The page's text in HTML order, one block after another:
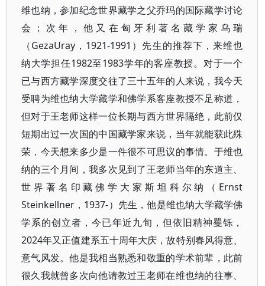
维也纳，参加纪念世界藏学之父乔玛的国际藏学讨论
会；次年，他又在匈牙利著名藏学家乌瑞
（GezaUray，1921-1991）先生的推荐下，来维也
纳大学担任1982至1983学年的客座教授。对于一个
已与西方藏学深度交往了三十五年的人来说，我今天
受聘为维也纳大学藏学和佛学系客座教授不足称道，
但对于王老师这样一位长期与西方世界隔绝，此前仅
短期出过一次国的中国藏学家来说，当年就能获此殊
荣，今天想来多少是一件很不可思议的事情。于维也
纳的三个月间，我多次见到了王老师当年的东道主、
世界著名印藏佛学大家斯坦科尔纳（Ernst
Steinkellner，1937-）先生，他是维也纳大学藏学佛
学系的创立者，今已年近九旬，但依旧精神矍铄，
2024年又正值建系五十周年大庆，故特别春风得意、
意气风发。他是我相当熟悉和敬重的学术前辈，此前
很久我就曾多次向他请教过王老师在维也纳的往事、